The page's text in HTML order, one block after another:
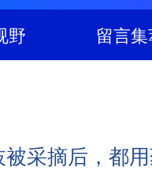
野 留言
采摘后，都